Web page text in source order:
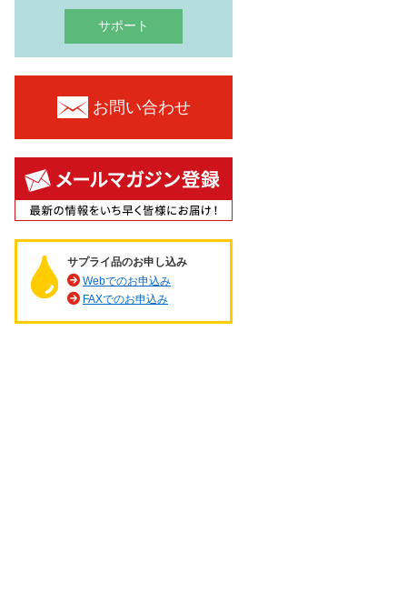
サポート
お問い合わせ
サプライ品のお申し込み
Webでのお申込み
FAXでのお申込み